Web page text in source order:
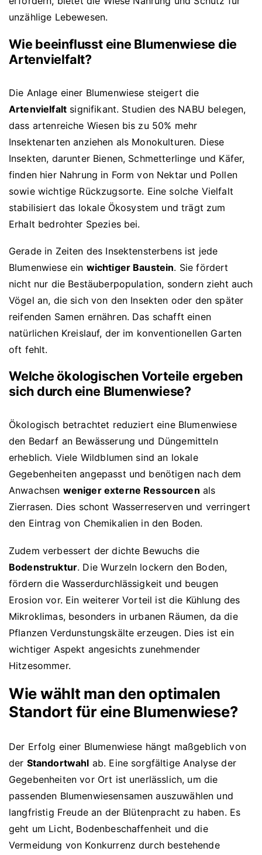
unzählige Lebewesen.
Wie beeinflusst eine Blumenwiese die
Artenvielfalt?
Die Anlage einer Blumenwiese steigert die
Artenvielfalt signifikant. Studien des NABU belegen,
dass artenreiche Wiesen bis zu 50% mehr
Insektenarten anziehen als Monokulturen. Diese
Insekten, darunter Bienen, Schmetterlinge und Käfer,
finden hier Nahrung in Form von Nektar und Pollen
sowie wichtige Rückzugsorte. Eine solche Vielfalt
stabilisiert das lokale Ökosystem und trägt zum
Erhalt bedrohter Spezies bei.
Gerade in Zeiten des Insektensterbens ist jede
Blumenwiese ein wichtiger Baustein. Sie fördert
nicht nur die Bestäuberpopulation, sondern zieht auch
Vögel an, die sich von den Insekten oder den später
reifenden Samen ernähren. Das schafft einen
natürlichen Kreislauf, der im konventionellen Garten
oft fehlt.
Welche ökologischen Vorteile ergeben
sich durch eine Blumenwiese?
Ökologisch betrachtet reduziert eine Blumenwiese
den Bedarf an Bewässerung und Düngemitteln
erheblich. Viele Wildblumen sind an lokale
Gegebenheiten angepasst und benötigen nach dem
Anwachsen weniger externe Ressourcen als
Zierrasen. Dies schont Wasserreserven und verringert
den Eintrag von Chemikalien in den Boden.
Zudem verbessert der dichte Bewuchs die
Bodenstruktur. Die Wurzeln lockern den Boden,
fördern die Wasserdurchlässigkeit und beugen
Erosion vor. Ein weiterer Vorteil ist die Kühlung des
Mikroklimas, besonders in urbanen Räumen, da die
Pflanzen Verdunstungskälte erzeugen. Dies ist ein
wichtiger Aspekt angesichts zunehmender
Hitzesommer.
Wie wählt man den optimalen
Standort für eine Blumenwiese?
Der Erfolg einer Blumenwiese hängt maßgeblich von
der Standortwahl ab. Eine sorgfältige Analyse der
Gegebenheiten vor Ort ist unerlässlich, um die
passenden Blumenwiesensamen auszuwählen und
langfristig Freude an der Blütenpracht zu haben. Es
geht um Licht, Bodenbeschaffenheit und die
Vermeidung von Konkurrenz durch bestehende